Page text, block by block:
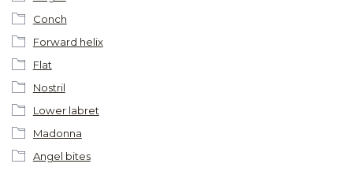
Conch
Forward helix
Flat
Nostril
Lower labret
Madonna
Angel bites